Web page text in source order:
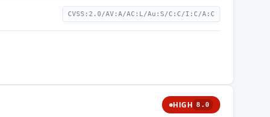
CVSS:2.0/AV:A/AC:L/Au:S/C:C/I:C/A:C
HIGH 8.0